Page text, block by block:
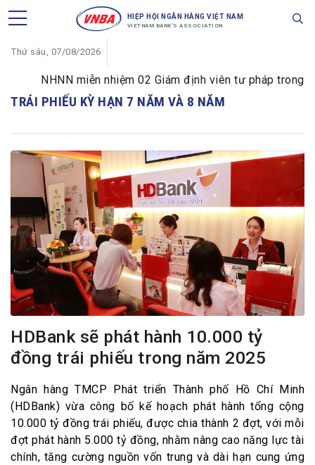
HIỆP HỘI NGÂN HÀNG VIỆT NAM
VIETNAM BANK'S ASSOCIATION
Thứ sáu, 07/08/2026
NHNN miễn nhiệm 02 Giám định viên tư pháp trong
TRÁI PHIẾU KỲ HẠN 7 NĂM VÀ 8 NĂM
HDBank sẽ phát hành 10.000 tỷ
đồng trái phiếu trong năm 2025
Ngân hàng TMCP Phát triển Thành phố Hồ Chí Minh
(HDBank) vừa công bố kế hoạch phát hành tổng cộng
10.000 tỷ đồng trái phiếu, được chia thành 2 đợt, với mỗi
đợt phát hành 5.000 tỷ đồng, nhằm nâng cao năng lực tài
chính, tăng cường nguồn vốn trung và dài hạn cung ứng